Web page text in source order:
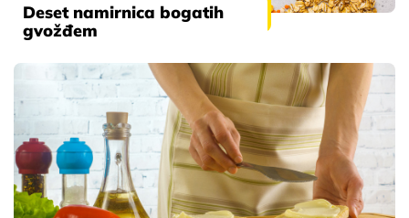
Deset namirnica bogatih
gvožđem